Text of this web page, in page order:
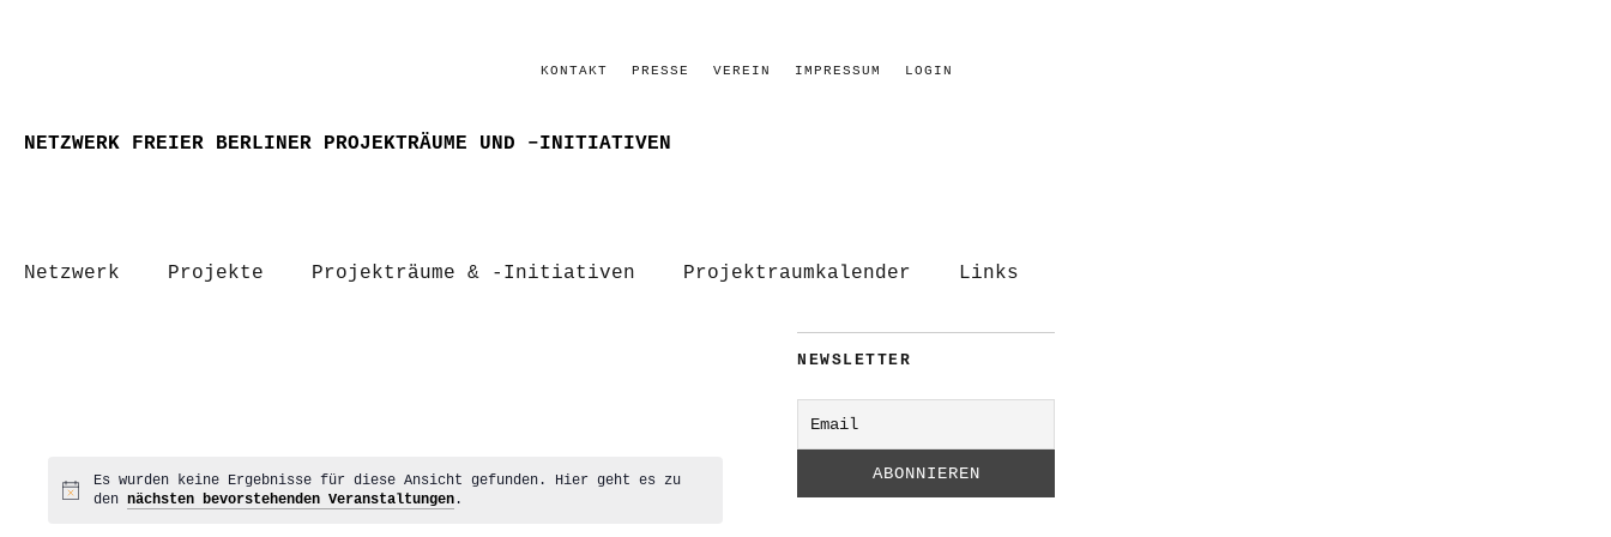
KONTAKT PRESSE VEREIN IMPRESSUM LOGIN
NETZWERK FREIER BERLINER PROJEKTRÄUME UND –INITIATIVEN
Netzwerk Projekte Projekträume & -Initiativen Projektraumkalender Links
Hinweis
Es wurden keine Ergebnisse für diese Ansicht gefunden. Hier geht es zu
den nächsten bevorstehenden Veranstaltungen.
NEWSLETTER